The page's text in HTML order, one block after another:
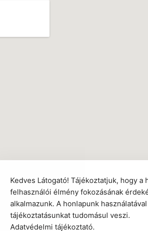
Kedves Látogató! Tájékoztatjuk, hogy a
felhasználói élmény fokozásának
alkalmazunk. A honlapunk
tájékoztatásunkat tudomásul veszi.
Adatvédelmi tájékoztató.